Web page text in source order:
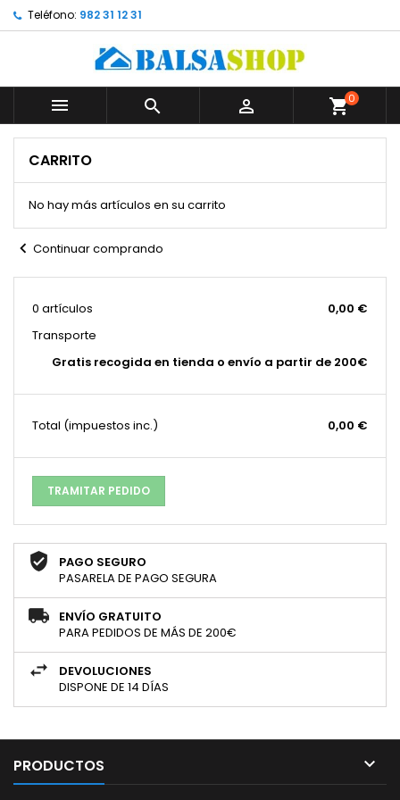
Teléfono: 982 31 12 31
   shopping_cart0
CARRITO
No hay más artículos en su carrito
chevron_left Continuar comprando
0 artículos
0,00 €
Transporte
Gratis recogida en tienda o envío a partir de 200€
Total (impuestos inc.) 0,00 €
TRAMITAR PEDIDO
PAGO SEGURO
PASARELA DE PAGO SEGURA
ENVÍO GRATUITO
PARA PEDIDOS DE MÁS DE 200€
DEVOLUCIONES
DISPONE DE 14 DÍAS
PRODUCTOS 